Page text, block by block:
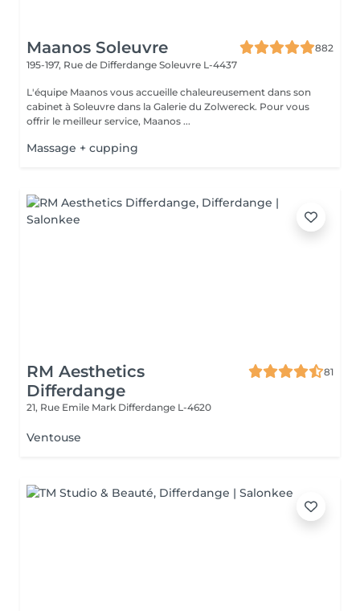
Maanos Soleuvre
882
195-197, Rue de Differdange Soleuvre L-4437
L'équipe Maanos vous accueille chaleureusement dans son
cabinet à Soleuvre dans la Galerie du Zolwereck. Pour vous
offrir le meilleur service, Maanos ...
Massage + cupping
RM Aesthetics
Differdange
81
21, Rue Emile Mark Differdange L-4620
Ventouse